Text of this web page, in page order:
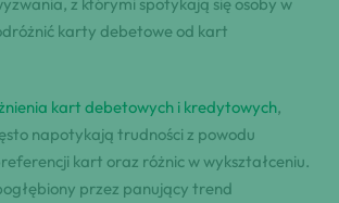
karty debetowe od kart
kart debetowych i kredytowych,
napotykają trudności z powodu
kart oraz różnic w wykształceniu.
przez panujący trend